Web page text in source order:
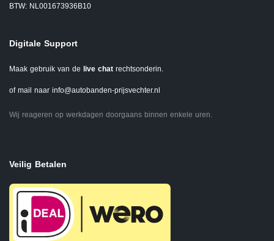
BTW: NL001673936B10
Digitale Support
Maak gebruik van de live chat rechtsonderin.
of mail naar info@autobanden-prijsvechter.nl
Wij reageren op werkdagen doorgaans binnen enkele uren.
Veilig Betalen